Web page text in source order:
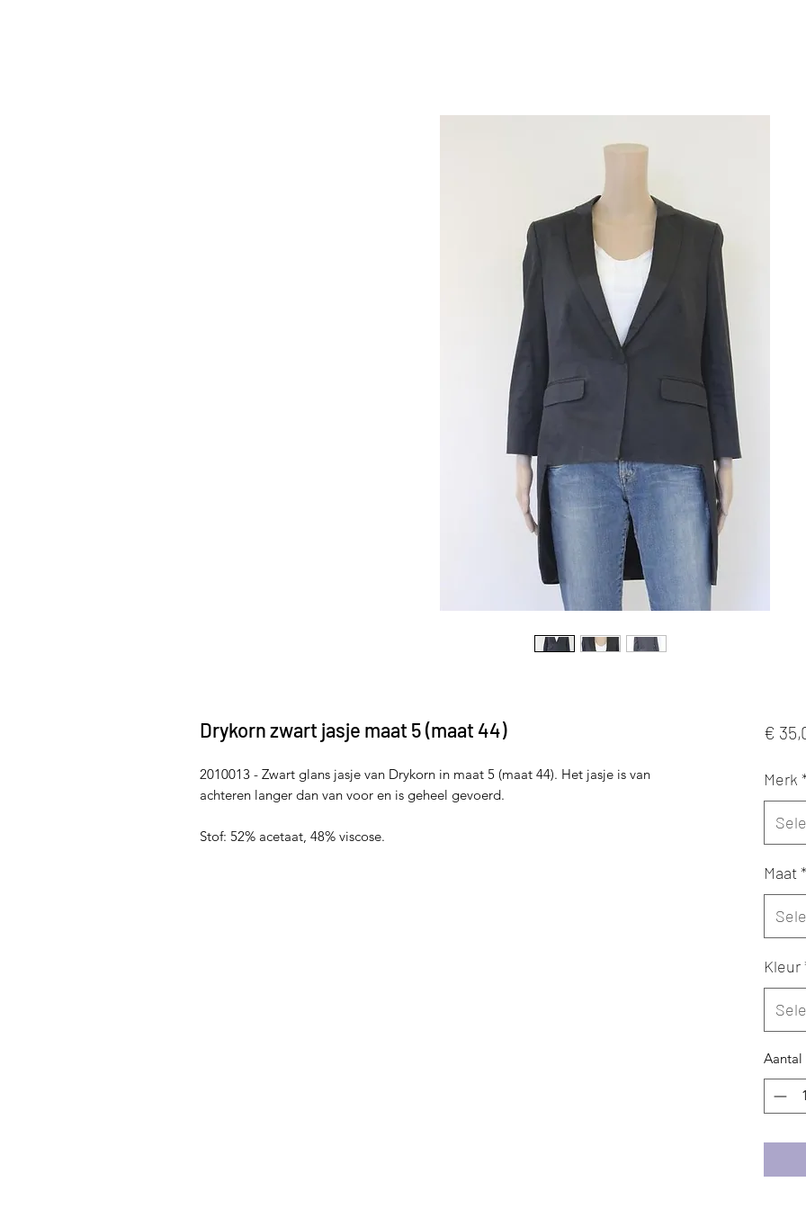
Drykorn zwart jasje maat 5 (maat 44)
2010013 - Zwart glans jasje van Drykorn in maat 5 (maat 44). Het jasje is van
achteren langer dan van voor en is geheel gevoerd.
Stof: 52% acetaat, 48% viscose.
€
Merk
Maat*
Kleur
Aantal